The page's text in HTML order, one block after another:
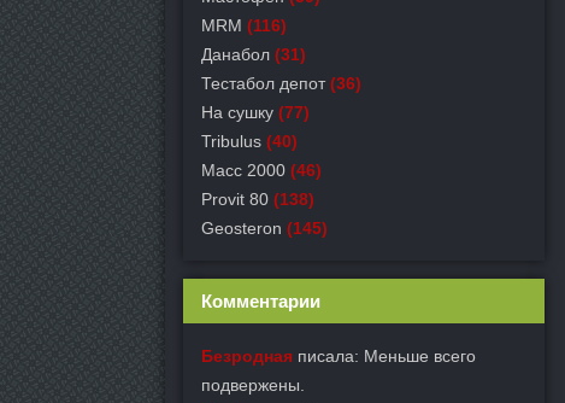
MRM (116)
Данабол (31)
Тестабол депот (36)
На сушку (77)
Tribulus (40)
Масс 2000 (46)
Provit 80 (138)
Geosteron (145)
Комментарии
Безродная писала: Меньше всего
подвержены.